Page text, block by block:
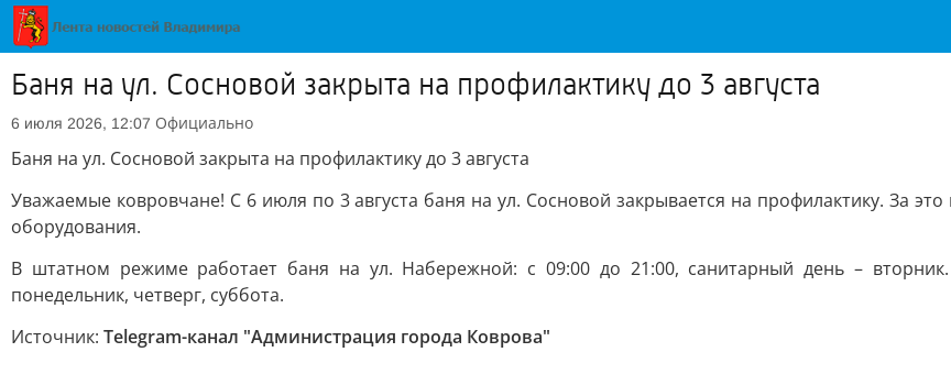
Баня на ул. Сосновой закрыта на профилактику до 3 августа
6 июля 2026, 12:07 Официально
Баня на ул. Сосновой закрыта на профилактику до 3 августа
Уважаемые ковровчане! С 6 июля по 3 августа баня на ул. Сосновой закрывается на профилактику. За
оборудования.
В штатном режиме работает баня на ул. Набережной: с 09:00 до 21:00, санитарный день –
понедельник, четверг, суббота.
Источник: Telegram-канал "Администрация города Коврова"